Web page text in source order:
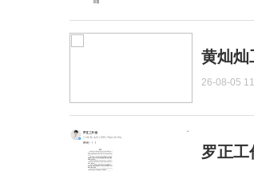
黄灿灿
26-08-05
罗正工